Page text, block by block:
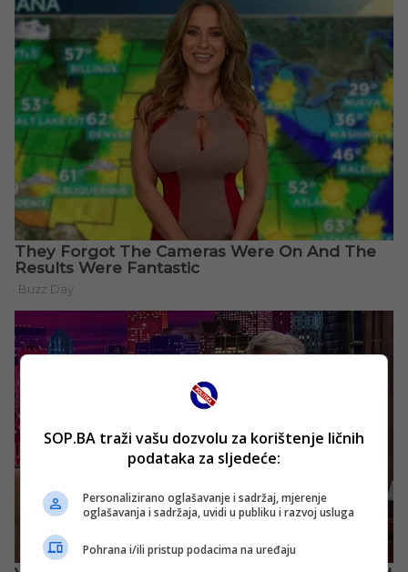
SOP.BA traži vašu dozvolu za korištenje ličnih
podataka za sljedeće:
Personalizirano oglašavanje i sadržaj, mjerenje
oglašavanja i sadržaja, uvidi u publiku i razvoj usluga
Pohrana i/ili pristup podacima na uređaju